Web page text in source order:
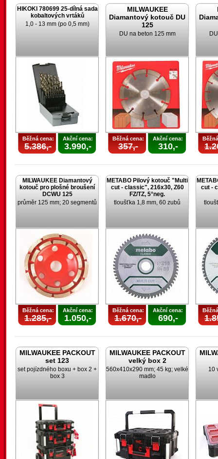
HIKOKI 780699 25-dílná sada
kobaltových vrtáků
1,0 - 13 mm (po 0,5 mm)
Běžná cena:
5.386,-
Akční cena:
3.990,-
MILWAUKEE
Diamantový kotouč DU
125
DU na beton 125 mm
Běžná cena:
357,-
Akční cena:
310,-
MILWAUKEE Diamantový
kotouč pro plošné broušení
DCWU 125
průměr 125 mm; 20 segmentů
Běžná cena:
1.285,-
Akční cena:
1.050,-
METABO Pilový kotouč "Multi
cut - classic", 216x30, Z60
FZ/TZ, 5°neg.
tloušťka 1,8 mm, 60 zubů
Běžná cena:
1.670,-
Akční cena:
690,-
cut -
MILWAUKEE PACKOUT
set 123
set pojízdného boxu + box 2 +
box 3
MILWAUKEE PACKOUT
velký box 2
560x410x290 mm; 45 kg; velké
madlo
10